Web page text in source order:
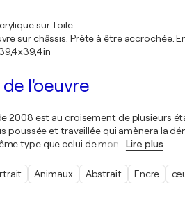
sur Toile
sur châssis. Prête à être accrochée.
39,4x39,4in
l'oeuvre
2008 est au croisement de plusieurs
poussée et travaillée qui amènera la
type que celui de mon
Lire plus
Animaux Abstrait Encre